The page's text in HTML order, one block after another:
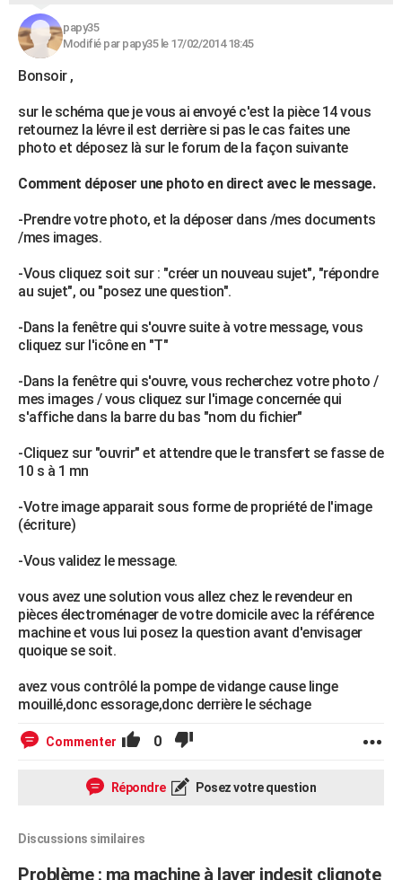
papy35
Modifié par papy35 le 17/02/2014 18:45
Bonsoir ,
sur le schéma que je vous ai envoyé c'est la pièce 14 vous
retournez la lévre il est derrière si pas le cas faites une
photo et déposez là sur le forum de la façon suivante
Comment déposer une photo en direct avec le message.
-Prendre votre photo, et la déposer dans /mes documents
/mes images.
-Vous cliquez soit sur : "créer un nouveau sujet", "répondre
au sujet", ou "posez une question".
-Dans la fenêtre qui s'ouvre suite à votre message, vous
cliquez sur l'icône en "T"
-Dans la fenêtre qui s'ouvre, vous recherchez votre photo /
mes images / vous cliquez sur l'image concernée qui
s'affiche dans la barre du bas "nom du fichier"
-Cliquez sur "ouvrir" et attendre que le transfert se fasse de
10 s à 1 mn
-Votre image apparait sous forme de propriété de l'image
(écriture)
-Vous validez le message.
vous avez une solution vous allez chez le revendeur en
pièces électroménager de votre domicile avec la référence
machine et vous lui posez la question avant d'envisager
quoique se soit.
avez vous contrôlé la pompe de vidange cause linge
mouillé,donc essorage,donc derrière le séchage
Commenter 0
Répondre Posez votre question
Discussions similaires
Problème : ma machine à laver indesit clignote